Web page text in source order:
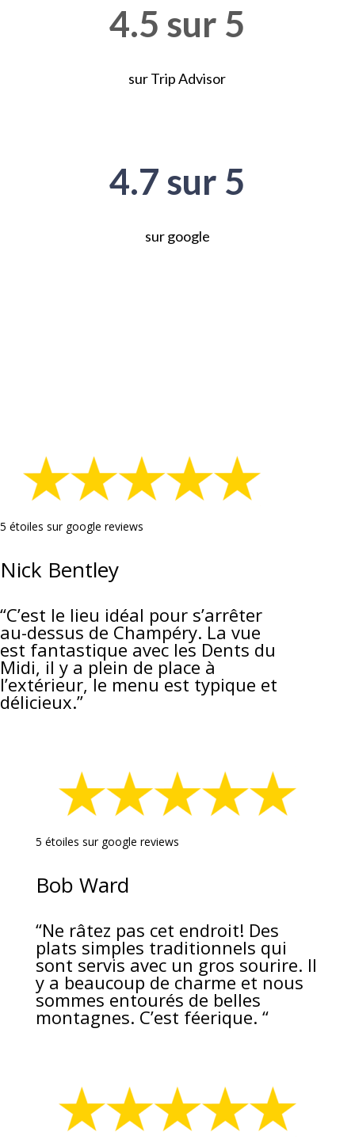
4.5 sur 5
sur Trip Advisor
4.7 sur 5
sur google
5 étoiles sur google reviews
Nick Bentley
“C’est le lieu idéal pour s’arrêter
au-dessus de Champéry. La vue
est fantastique avec les Dents du
Midi, il y a plein de place à
l’extérieur, le menu est typique et
délicieux.”
5 étoiles sur google reviews
Bob Ward
“Ne râtez pas cet endroit! Des
plats simples traditionnels qui
sont servis avec un gros sourire. Il
y a beaucoup de charme et nous
sommes entourés de belles
montagnes. C’est féerique. “